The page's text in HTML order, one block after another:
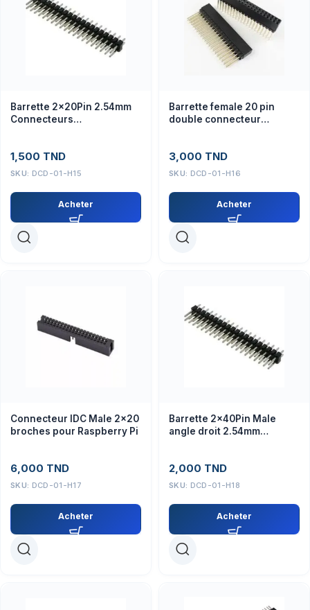
Barrette 2x20Pin 2.54mm
Connecteurs
1,500 TND
SKU: DCD-01-H15
Acheter
Barrette female 20 pin
double connecteur
3,000 TND
SKU: DCD-01-H16
Acheter
Connecteur IDC Male 2×20
broches pour Raspberry Pi
6,000 TND
SKU: DCD-01-H17
Acheter
Barrette 2x40Pin Male
angle droit 2.54mm
2,000 TND
SKU: DCD-01-H18
Acheter